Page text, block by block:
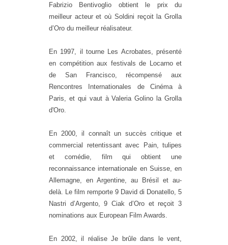
Fabrizio Bentivoglio obtient le prix du
meilleur acteur et où Soldini reçoit la Grolla
d’Oro du meilleur réalisateur.
En 1997, il tourne Les Acrobates, présenté
en compétition aux festivals de Locarno et
de San Francisco, récompensé aux
Rencontres Internationales de Cinéma à
Paris, et qui vaut à Valeria Golino la Grolla
d'Oro.
En 2000, il connaît un succès critique et
commercial retentissant avec Pain, tulipes
et comédie, film qui obtient une
reconnaissance internationale en Suisse, en
Allemagne, en Argentine, au Brésil et au-
delà. Le film remporte 9 David di Donatello, 5
Nastri d’Argento, 9 Ciak d’Oro et reçoit 3
nominations aux European Film Awards.
En 2002, il réalise Je brûle dans le vent,